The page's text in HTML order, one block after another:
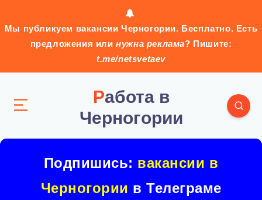
Мы публикуем вакансии Черногории. Бесплатно. Есть
предложения илинужна реклама? Пишите:
t.me/netsvetaev
Работа в
Черногории
Подпишись: вакансии в
Черногории в Телеграме